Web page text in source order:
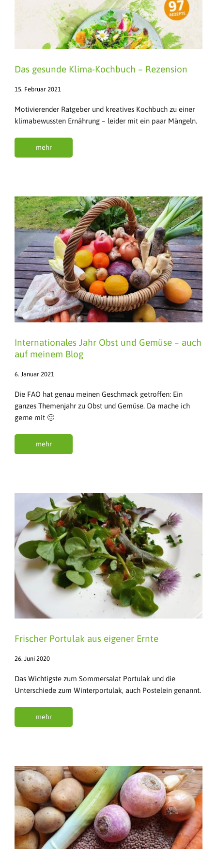
Das gesunde Klima-Kochbuch – Rezension
15. Februar 2021
Motivierender Ratgeber und kreatives Kochbuch zu einer
klimabewussten Ernährung – leider mit ein paar Mängeln.
mehr
Internationales Jahr Obst und Gemüse – auch
auf meinem Blog
6. Januar 2021
Die FAO hat genau meinen Geschmack getroffen: Ein
ganzes Themenjahr zu Obst und Gemüse. Da mache ich
gerne mit 🙂
mehr
Frischer Portulak aus eigener Ernte
26. Juni 2020
Das Wichtigste zum Sommersalat Portulak und die
Unterschiede zum Winterportulak, auch Postelein genannt.
mehr